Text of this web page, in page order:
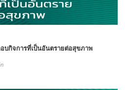
บกิจการที่เป็นอันตรายต่อสุขภาพ